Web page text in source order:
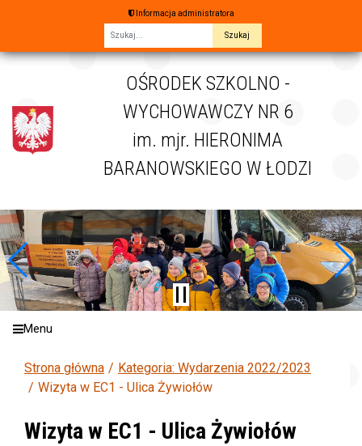
Informacja administratora
OŚRODEK SZKOLNO -
WYCHOWAWCZY NR 6
im. mjr. HIERONIMA
BARANOWSKIEGO W ŁODZI
Menu
Strona główna
Kategoria: Wydarzenia 2022/2023
Wizyta w EC1 - Ulica Żywiołów
Wizyta w EC1 - Ulica Żywiołów